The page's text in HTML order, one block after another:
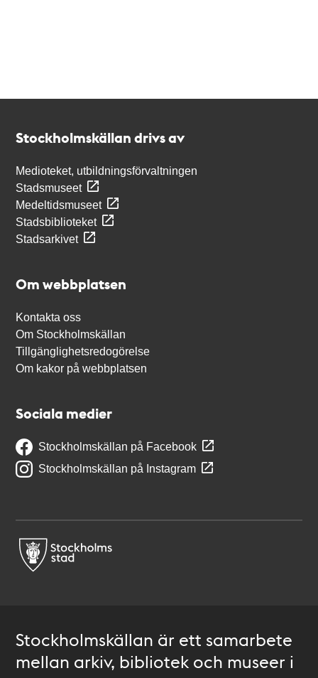
Stockholmskällan drivs av
Medioteket, utbildningsförvaltningen
Stadsmuseet
Medeltidsmuseet
Stadsbiblioteket
Stadsarkivet
Om webbplatsen
Kontakta oss
Om Stockholmskällan
Tillgänglighetsredogörelse
Om kakor på webbplatsen
Sociala medier
Stockholmskällan på Facebook
Stockholmskällan på Instagram
Stockholmskällan är ett samarbete
mellan arkiv, bibliotek och museer i